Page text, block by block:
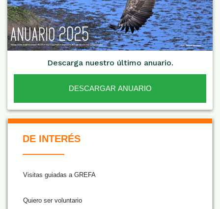
Descarga nuestro último anuario.
DESCARGAR ANUARIO
De Interés NARANJA
DE INTERÉS
Visitas guiadas a GREFA
Quiero ser voluntario